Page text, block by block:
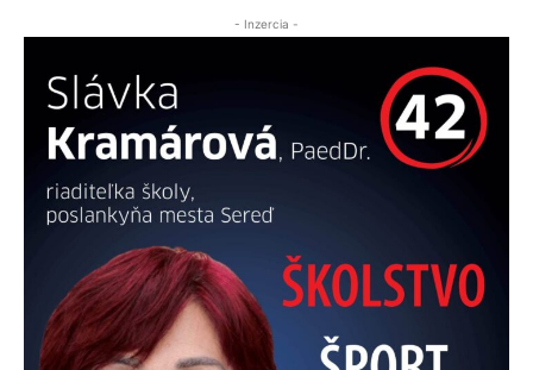
- Inzercia -